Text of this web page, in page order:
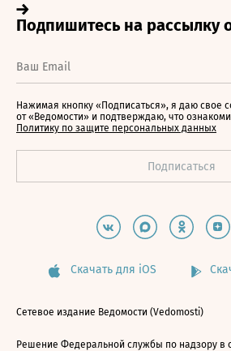
Нажимая кнопку «Подписаться», я даю свое
от «Ведомости» и подтверждаю, что
Политику по защите персональных данных
Скачать для iOS
Сетевое издание Ведомости (Vedomosti)
Решение Федеральной службы по надзору в